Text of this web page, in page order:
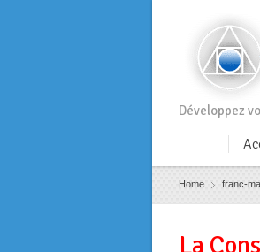
Développez
Home franc-
La